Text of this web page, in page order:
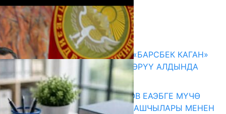
Комментарийлер
Акыркы жаңылыктар
КЫРГЫЗ ТАРЫХЫ ТАСМАДА: «БАРСБЕК КАГАН»
КӨРКӨМ ТАСМАСЫ ЖАРЫК КӨРҮҮ АЛДЫНДА
07.08.2026
ПРЕЗИДЕНТ САДЫР ЖАПАРОВ ЕАЭБГЕ МҮЧӨ
МАМЛЕКЕТТЕРДИН ӨКМӨТ БАШЧЫЛАРЫ МЕНЕН